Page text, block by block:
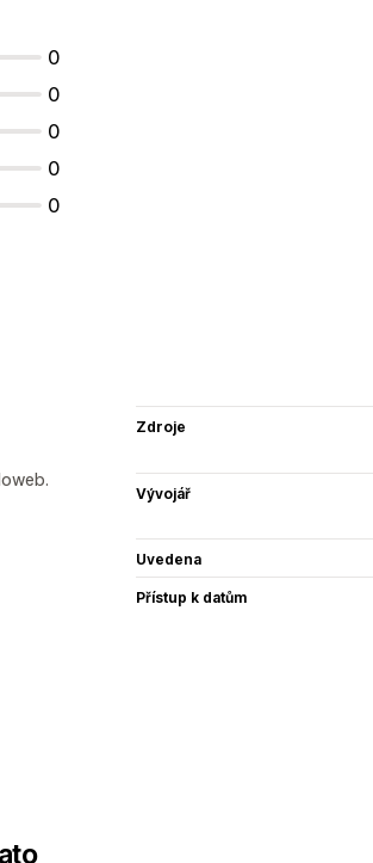
0
0
0
0
0
Zdroje
Vývojář
Uvedena
Přístup k datům